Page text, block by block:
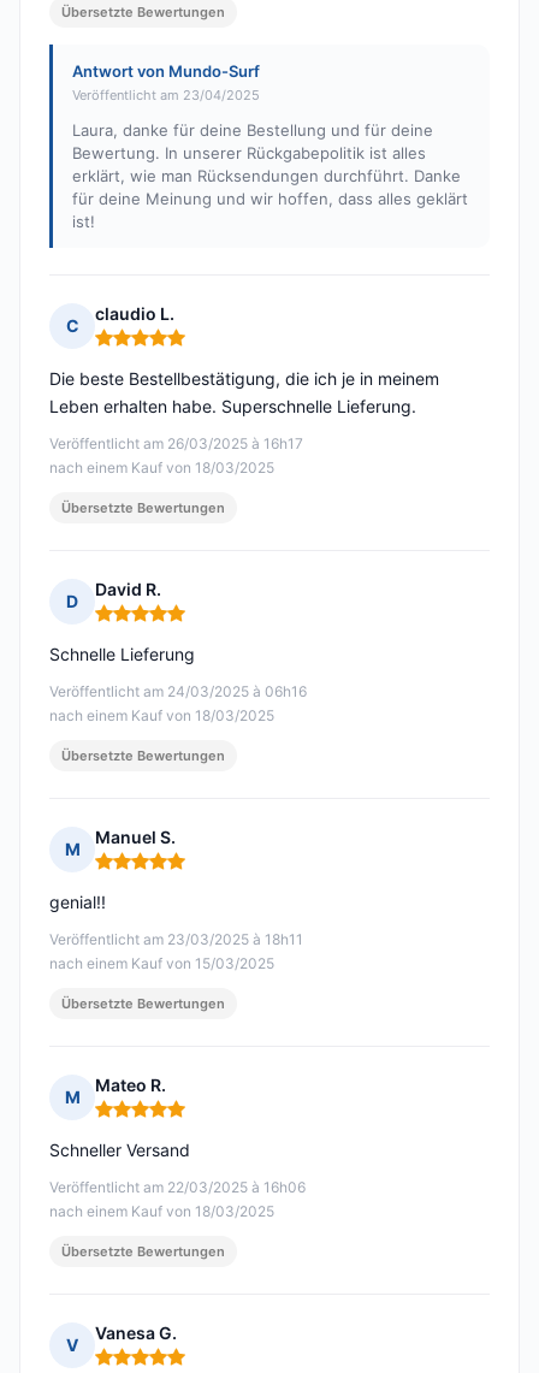
Übersetzte Bewertungen
Antwort von Mundo-Surf
Veröffentlicht am 23/04/2025
Laura, danke für deine Bestellung und für deine
Bewertung. In unserer Rückgabepolitik ist alles
erklärt, wie man Rücksendungen durchführt. Danke
für deine Meinung und wir hoffen, dass alles geklärt
ist!
C
claudio L.
Hinweis: 5 von 5
Veröffentlicht am 26/03/2025 à 16h17
nach einem Kauf von 18/03/2025
Die beste Bestellbestätigung, die ich je in meinem
Leben erhalten habe. Superschnelle Lieferung.
Übersetzte Bewertungen
D
David R.
Hinweis: 5 von 5
Veröffentlicht am 24/03/2025 à 06h16
nach einem Kauf von 18/03/2025
Schnelle Lieferung
Übersetzte Bewertungen
M
Manuel S.
Hinweis: 5 von 5
Veröffentlicht am 23/03/2025 à 18h11
nach einem Kauf von 15/03/2025
genial!!
Übersetzte Bewertungen
M
Mateo R.
Hinweis: 5 von 5
Veröffentlicht am 22/03/2025 à 16h06
nach einem Kauf von 18/03/2025
Schneller Versand
Übersetzte Bewertungen
V
Vanesa G.
Hinweis: 5 von 5